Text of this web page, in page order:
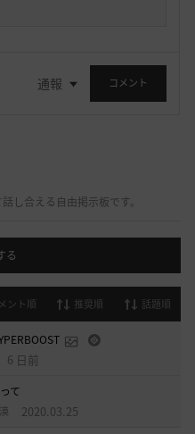
通報 コメント
し合える自由掲示板です。
る
ント順 推奨順 話題順
6 日前
て
2020.03.25